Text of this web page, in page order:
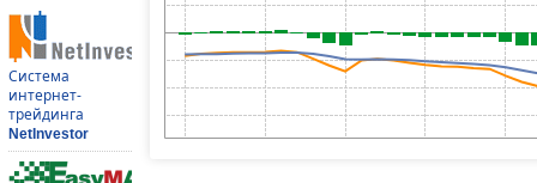
Система
интернет-
трейдинга
NetInvestor